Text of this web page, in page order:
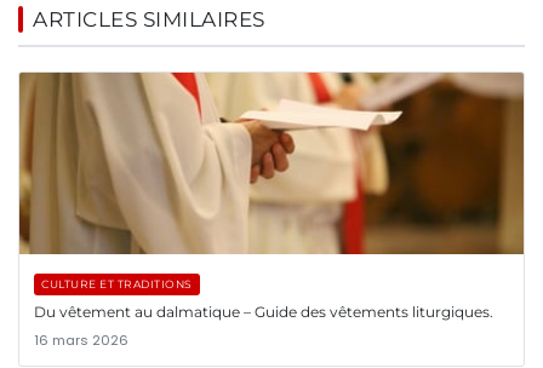
ARTICLES SIMILAIRES
CULTURE ET TRADITIONS
Du vêtement au dalmatique – Guide des vêtements liturgiques.
16 mars 2026